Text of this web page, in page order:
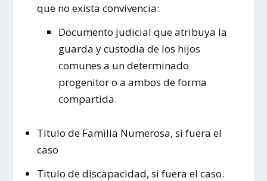
que no exista convivencia:
Documento judicial que atribuya la
guarda y custodia de los hijos
comunes a un determinado
progenitor o a ambos de forma
compartida.
Título de Familia Numerosa, si fuera el
caso
Titulo de discapacidad, si fuera el caso.